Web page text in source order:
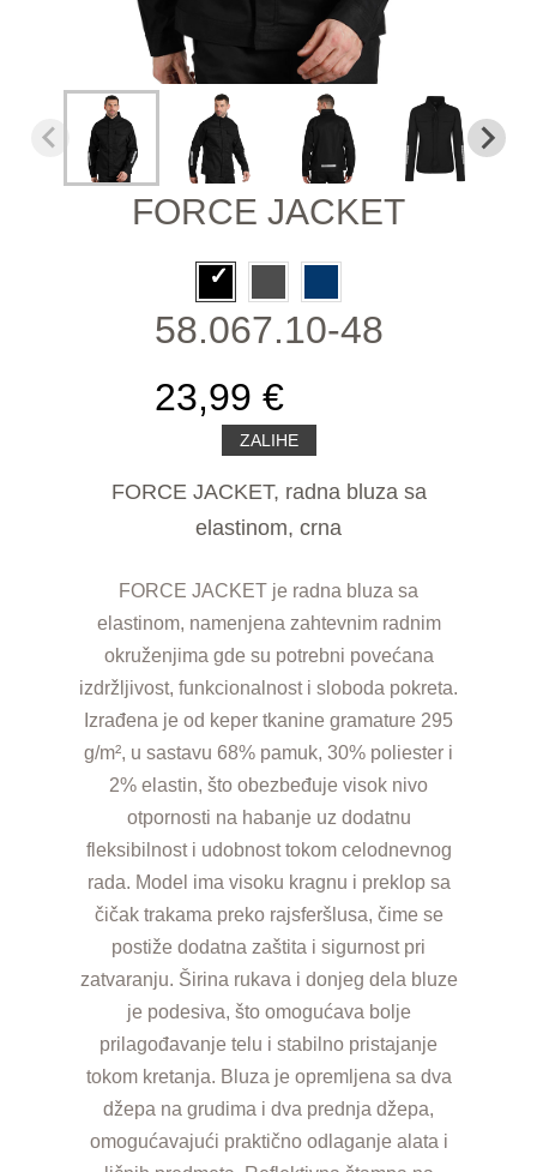
FORCE JACKET
58.067.10-48
23,99 €
ZALIHE
FORCE JACKET, radna bluza sa
elastinom, crna
FORCE JACKET je radna bluza sa
elastinom, namenjena zahtevnim radnim
okruženjima gde su potrebni povećana
izdržljivost, funkcionalnost i sloboda pokreta.
Izrađena je od keper tkanine gramature 295
g/m², u sastavu 68% pamuk, 30% poliester i
2% elastin, što obezbeđuje visok nivo
otpornosti na habanje uz dodatnu
fleksibilnost i udobnost tokom celodnevnog
rada. Model ima visoku kragnu i preklop sa
čičak trakama preko rajsferšlusa, čime se
postiže dodatna zaštita i sigurnost pri
zatvaranju. Širina rukava i donjeg dela bluze
je podesiva, što omogućava bolje
prilagođavanje telu i stabilno pristajanje
tokom kretanja. Bluza je opremljena sa dva
džepa na grudima i dva prednja džepa,
omogućavajući praktično odlaganje alata i